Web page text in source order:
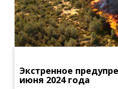
Экстренное
июня 2024 года